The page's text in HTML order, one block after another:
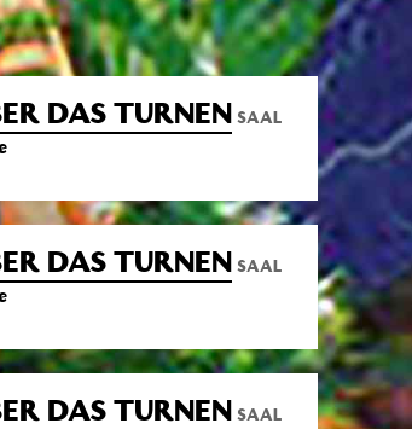
DAS TURNEN SAAL
DAS TURNEN SAAL
DAS TURNEN SAAL